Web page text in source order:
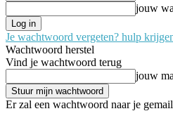
jouw
Je wachtwoord vergeten? hulp
Wachtwoord herstel
Vind je wachtwoord terug
jouw
Er zal een wachtwoord naar je